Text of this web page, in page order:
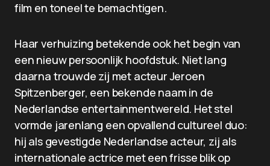
film en toneel te bemachtigen.
Haar verhuizing betekende ook het begin van
een nieuw persoonlijk hoofdstuk. Niet lang
daarna trouwde zij met acteur Jeroen
Spitzenberger, een bekende naam in de
Nederlandse entertainmentwereld. Het stel
vormde jarenlang een opvallend cultureel duo:
hij als gevestigde Nederlandse acteur, zij als
internationale actrice met een frisse blik op